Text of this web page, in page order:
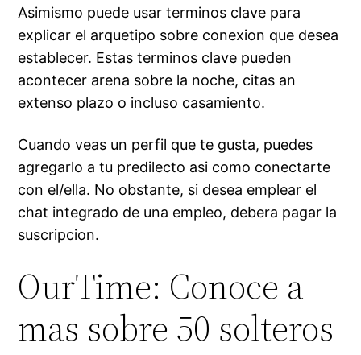
Asimismo puede usar terminos clave para
explicar el arquetipo sobre conexion que desea
establecer. Estas terminos clave pueden
acontecer arena sobre la noche, citas an
extenso plazo o incluso casamiento.
Cuando veas un perfil que te gusta, puedes
agregarlo a tu predilecto asi­ como conectarte
con el/ella. No obstante, si desea emplear el
chat integrado de una empleo, debera pagar la
suscripcion.
OurTime: Conoce a
mas sobre 50 solteros